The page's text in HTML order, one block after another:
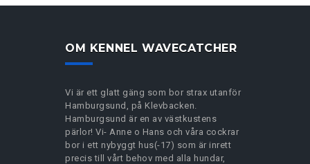
OM KENNEL WAVECATCHER
Vi är ett glatt gäng som bor strax utanför
Hamburgsund, på Klevbacken.
Hamburgsund är en av västkustens
pärlor! Vi- Anne o Hans och våra cockrar
bor i ett nybyggt hus(-17) som är inrett
precis till vårt behov med alla hundar,